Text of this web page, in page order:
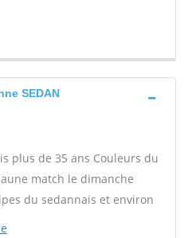
SEDAN
plus de 35 ans Couleurs du
match le dimanche
du sedannais et environ